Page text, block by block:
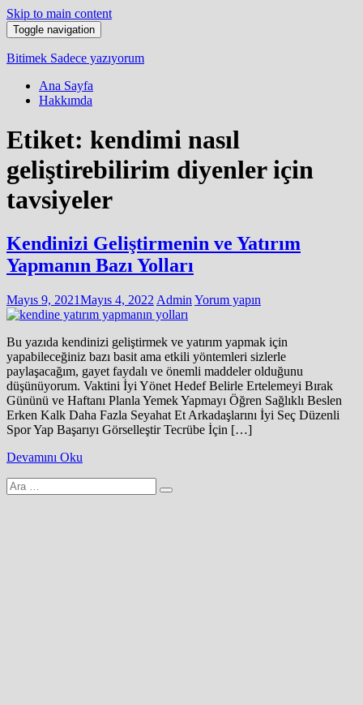
Skip to main content
Toggle navigation
Bitimek Sadece yazıyorum
Ana Sayfa
Hakkımda
Etiket: kendimi nasıl
geliştirebilirim diyenler için
tavsiyeler
Kendinizi Geliştirmenin ve Yatırım
Yapmanın Bazı Yolları
Mayıs 9, 2021Mayıs 4, 2022 Admin Yorum yapın
Bu yazıda kendinizi geliştirmek ve yatırım yapmak için
yapabileceğiniz bazı basit ama etkili yöntemleri sizlerle
paylaşacağım, gayet faydalı ve önemli maddeler olduğunu
düşünüyorum. Vaktini İyi Yönet Hedef Belirle Ertelemeyi Bırak
Gününü ve Haftanı Planla Yemek Yapmayı Öğren Sağlıklı Beslen
Erken Kalk Daha Fazla Seyahat Et Arkadaşlarını İyi Seç Düzenli
Spor Yap Başarıyı Görselleştir Tecrübe İçin […]
Devamını Oku
Arama
yap: